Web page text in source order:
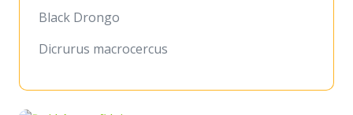
Black Drongo
Dicrurus macrocercus